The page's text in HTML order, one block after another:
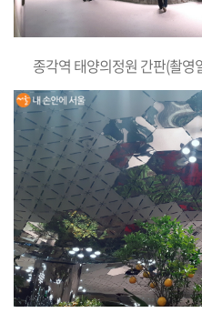
종각역 태양의정원 간판(촬